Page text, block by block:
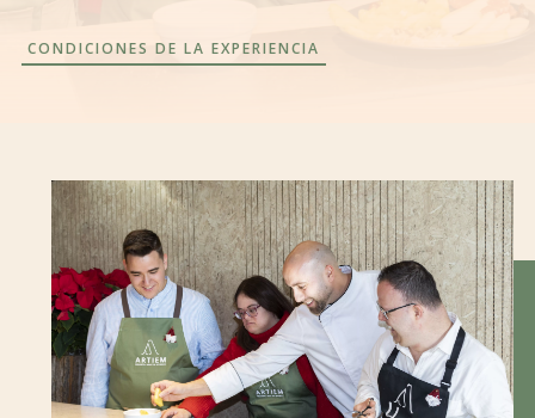
CONDICIONES DE LA EXPERIENCIA